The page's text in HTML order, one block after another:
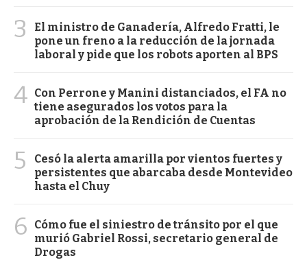
3
El ministro de Ganadería, Alfredo Fratti, le
pone un freno a la reducción de la jornada
laboral y pide que los robots aporten al BPS
4 Con Perrone y Manini distanciados, el FA no
tiene asegurados los votos para la
aprobación de la Rendición de Cuentas
5
Cesó la alerta amarilla por vientos fuertes y
persistentes que abarcaba desde Montevideo
hasta el Chuy
6
Cómo fue el siniestro de tránsito por el que
murió Gabriel Rossi, secretario general de
Drogas